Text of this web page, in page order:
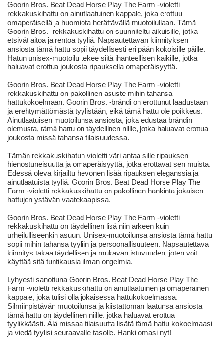
Goorin Bros. Beat Dead Horse Play The Farm -violetti
rekkakuskihattu on ainutlaatuinen kappale, joka erottuu
omaperäisellä ja huomiota herättävällä muotoilullaan. Tämä
Goorin Bros. -rekkakuskihattu on suunniteltu aikuisille, jotka
etsivät aitoa ja rentoa tyyliä. Napsautettavan kiinnityksen
ansiosta tämä hattu sopii täydellisesti eri pään kokoisille päille.
Hatun unisex-muotoilu tekee siitä ihanteellisen kaikille, jotka
haluavat erottua joukosta ripauksella omaperäisyyttä.
Goorin Bros. Beat Dead Horse Play The Farm -violetti
rekkakuskihattu on pakollinen asuste mihin tahansa
hattukokoelmaan. Goorin Bros. -brändi on erottunut laadustaan
ja erehtymättömästä tyylistään, eikä tämä hattu ole poikkeus.
Ainutlaatuisen muotoilunsa ansiosta, joka edustaa brändin
olemusta, tämä hattu on täydellinen niille, jotka haluavat erottua
joukosta missä tahansa tilaisuudessa.
Tämän rekkakuskihatun violetti väri antaa sille ripauksen
hienostuneisuutta ja omaperäisyyttä, jotka erottavat sen muista.
Edessä oleva kirjailtu hevonen lisää ripauksen eleganssia ja
ainutlaatuista tyyliä. Goorin Bros. Beat Dead Horse Play The
Farm -violetti rekkakuskihattu on pakollinen hankinta jokaisen
hattujen ystävän vaatekaapissa.
Goorin Bros. Beat Dead Horse Play The Farm -violetti
rekkakuskihattu on täydellinen lisä niin arkeen kuin
urheilulliseenkin asuun. Unisex-muotoilunsa ansiosta tämä hattu
sopii mihin tahansa tyyliin ja persoonallisuuteen. Napsautettava
kiinnitys takaa täydellisen ja mukavan istuvuuden, joten voit
käyttää sitä tuntikausia ilman ongelmia.
Lyhyesti sanottuna Goorin Bros. Beat Dead Horse Play The
Farm -violetti rekkakuskihattu on ainutlaatuinen ja omaperäinen
kappale, joka tulisi olla jokaisessa hattukokoelmassa.
Silmiinpistävän muotoilunsa ja kiistattoman laatunsa ansiosta
tämä hattu on täydellinen niille, jotka haluavat erottua
tyylikkäästi. Älä missaa tilaisuutta lisätä tämä hattu kokoelmaasi
ja viedä tyylisi seuraavalle tasolle. Hanki omasi nyt!